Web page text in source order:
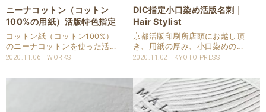
ニーナコットン（コットン
100%の用紙）活版特色指定
コットン紙（コットン100%）
のニーナコットンを使った活版
印刷の名刺です。 特色印刷で色
ットンの柔らかさもあり、しっ
2020.11.06 WORKS
DIC指定小口染め活版名刺｜
Hair Stylist
京都活版印刷所店頭にお越し頂
き、用紙の厚み、小口染めの色
をご相談いただきました。 コッ
トンで活版印刷。 小口染めは
DICで色指定頂きました。 印刷
の特色と小口染めは、同じ色で
揃えています。 ..
2020.11.02 KYOTO PRESS